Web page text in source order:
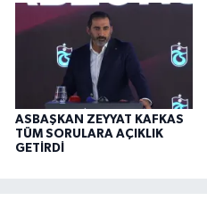
ASBAŞKAN ZEYYAT KAFKAS
TÜM SORULARA AÇIKLIK
GETİRDİ